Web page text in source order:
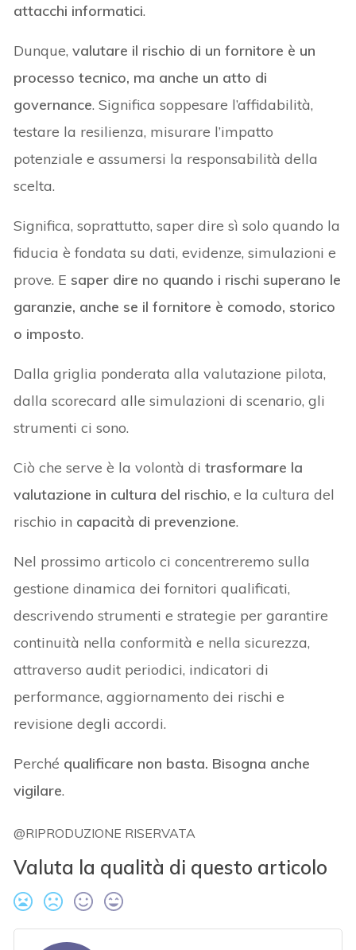
attacchi informatici.
Dunque,valutare il rischio di un fornitore è un
processo tecnico, ma anche un atto di
governance. Significa soppesare l’affidabilità,
testare la resilienza, misurare l’impatto
potenziale e assumersi la responsabilità della
scelta.
Significa, soprattutto, saper dire sì solo quando la
fiducia è fondata su dati, evidenze, simulazioni e
prove. E saper dire no quando i rischi superano le
garanzie, anche se il fornitore è comodo, storico
o imposto.
Dalla griglia ponderata alla valutazione pilota,
dalla scorecard alle simulazioni di scenario, gli
strumenti ci sono.
Ciò che serve è la volontà di trasformare la
valutazione in cultura del rischio, e la cultura del
rischio in capacità di prevenzione.
Nel prossimo articolo ci concentreremo sulla
gestione dinamica dei fornitori qualificati,
descrivendo strumenti e strategie per garantire
continuità nella conformità e nella sicurezza,
attraverso audit periodici, indicatori di
performance, aggiornamento dei rischi e
revisione degli accordi.
Perché qualificare non basta. Bisogna anche
vigilare.
@RIPRODUZIONE RISERVATA
Valuta la qualità di questo articolo